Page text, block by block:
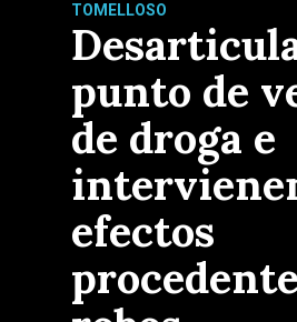
TOMELLOSO
punto de
de droga e
efectos